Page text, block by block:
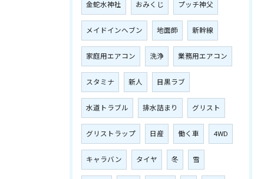
金蛇水神社 おみくじ プッチ神父
メイドインヘブン 地面師 新幹線
家庭用エアコン 洗浄 業務用エアコン
スタミナ 新人 目黒ラブ
水道トラブル 排水詰まり グリスト
グリストラップ 日産 働く車 4WD
キャラバン タイヤ 冬 雪